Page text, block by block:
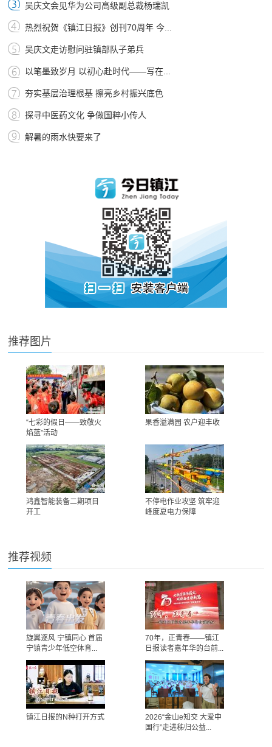
吴庆文会见华为公司高级副总裁杨瑞凯
热烈祝贺《镇江日报》创刊70周年 今...
吴庆文走访慰问驻镇部队子弟兵
以笔墨致岁月 以初心赴时代——写在...
夯实基层治理根基 擦亮乡村振兴底色
探寻中医药文化 争做国粹小传人
解暑的雨水快要来了
推荐图片
“七彩的假日——致敬火
焰蓝”活动
果香溢满园 农户迎丰收
鸿鑫智能装备二期项目
开工
不停电作业攻坚 筑牢迎
峰度夏电力保障
推荐视频
旋翼逐风 宁镇同心 首届
宁镇青少年低空体育...
70年，正青春——镇江
日报读者嘉年华的台前...
镇江日报的N种打开方式
2026“金山e知交 大爱中
国行”走进秭归公益...